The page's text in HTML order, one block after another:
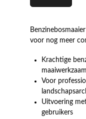
voor nog meer
Krachtige
Voor
Uitvoering
gebruikers